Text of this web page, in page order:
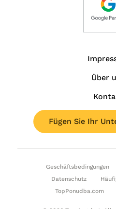
Über
Fügen Sie Ihr
Geschäftsbedingungen
Datenschutz
TopPonudba.com